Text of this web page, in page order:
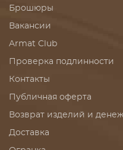
Брошюры
Вакансии
Armat Club
Проверка подлинности
Контакты
Публичная оферта
Возврат изделий и
Доставка